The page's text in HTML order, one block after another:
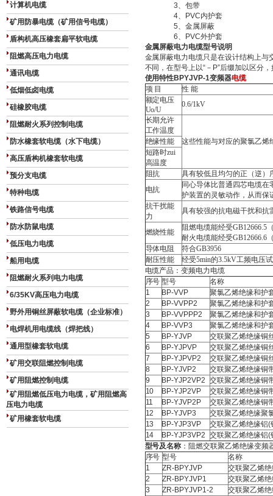
计算机电缆
矿用防暴电缆（矿用信号电缆）
盾构机高压橡套扁平软电缆
阻燃高压电力电缆
通讯电缆
低烟低卤电缆
硅橡胶电缆
阻燃耐火系列控制电缆
防水橡套软电缆（水下电缆）
高压盾构机橡套软电缆
预分支电缆
特种电缆
铁路信号电缆
防水防鼠电缆
低压电力电缆
船用电缆
阻燃耐火系列电力电缆
6/35KV高压电力电缆
野外用铜丝屏蔽软电缆（企业标准）
电焊机用电缆线（焊把线）
通用型橡套软电缆
矿用交联阻燃控制电缆
矿用阻燃控制电缆
矿用阻燃低压电力电缆，矿用阻燃高
压电力电缆
矿用橡套软电缆
3、包带
4、PVC内护套
5、金属屏蔽
6、PVC外护套
金属屏蔽电力电缆型号说明
金属屏蔽电力电缆只是在设计结构上
不同，在型号上以“－P”后缀加以区分
使用特性BPYJVP-1变频器电缆
项 目
性 能
额定电压
Uo/U
0.6/1kV
长期允许
工作温度
这些性能与对应的聚氯乙
绝缘性能
短路时zui
高温度
阻抗
具有较低且均匀的正（逆
电抗
同心导体比普通四芯电缆
护装置的灵敏动作，从而保
抗干扰能
力
具有较强的抗电磁干扰和抗
燃烧性能
阻燃电缆能经受GB12666.5
耐火电缆能经受GB12666.6
导体电阻
符合GB3956
耐压性能
经受5min的3.5kV工频电压
电缆产品：变频电力电缆
序号 型号
名称
1
BP-VVP
聚氯乙烯绝缘和护
2
BP-VVPP2
聚氯乙烯绝缘和护
3
BP-VVPPP2
聚氯乙烯绝缘和护
4
BP-VVP3
聚氯乙烯绝缘和护
5
BP-YJVP
交联聚乙烯绝缘铜
6
BP-YJPVP
交联聚乙烯绝缘铜
7
BP-YJPVP2
交联聚乙烯绝缘铜
8
BP-YJVP2
交联聚乙烯绝缘铜
9
BP-YJP2VP2
交联聚乙烯绝缘铜
10
BP-YJP2VP
交联聚乙烯绝缘铜
11
BP-YJVP2P
交联聚乙烯绝缘铜
12
BP-YJVP3
交联聚乙烯绝缘聚
13
BP-YJP3VP
交联聚乙烯绝缘铝
14
BP-YJP3VP2
交联聚乙烯绝缘铝
型号及名称 ：阻燃交联聚乙烯绝缘变频
序号 型号
名称
1
ZR-BPYJVP
交联聚乙烯
2
ZR-BPYJVP1
交联聚乙烯
3
ZR-BPYJVP1-2
交联聚乙烯